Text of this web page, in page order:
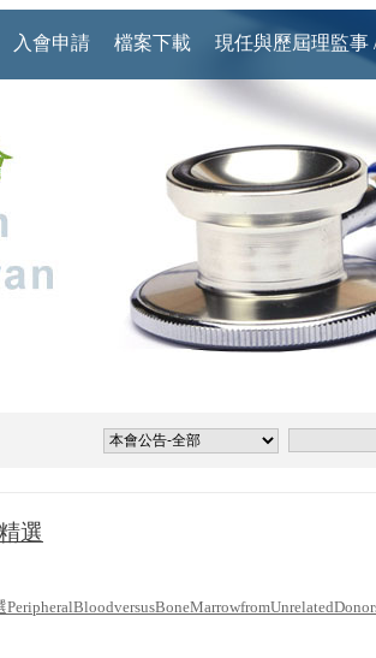
入會申請 檔案下載 現任與歷屆理監事
選